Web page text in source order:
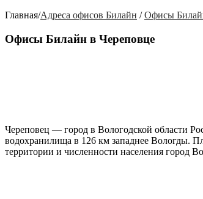
Главная/Адреса офисов Билайн / Офисы
Офисы Билайн в Череповце
Череповец — город в Вологодской области
водохранилища в 126 км западнее Вологды.
территории и численности населения город